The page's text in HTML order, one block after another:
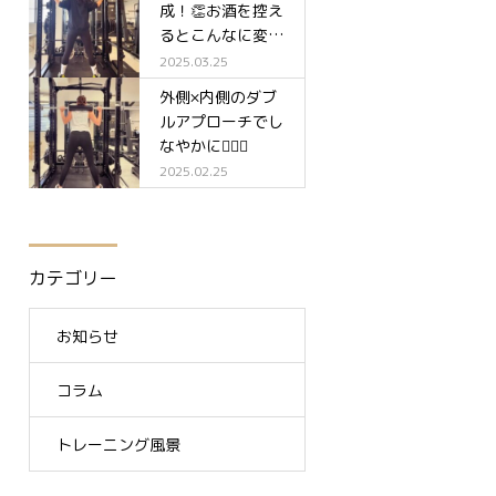
成！👏お酒を控え
るとこんなに変わ
る✨
2025.03.25
外側×内側のダブ
ルアプローチでし
なやかに🧘‍♀️✨
2025.02.25
カテゴリー
お知らせ
コラム
トレーニング風景